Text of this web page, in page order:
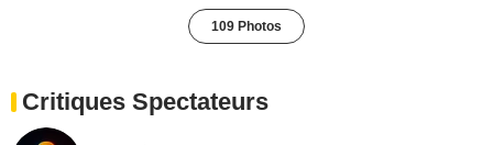
109 Photos
Critiques Spectateurs